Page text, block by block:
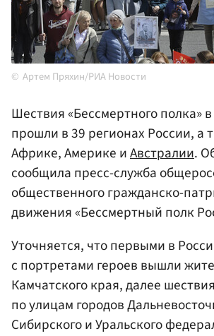
Артем Пряхин/РИА Новости
Шествия «Бессмертного полка» в
прошли в 39 регионах России, а
Африке, Америке иАвстралии.
сообщила пресс-служба
общественного гражданско-
движения «Бессмертный полк
Уточняется, что первыми в
с портретами героев вышли
Камчатского края, далее
по улицам городов
Сибирского и Уральского